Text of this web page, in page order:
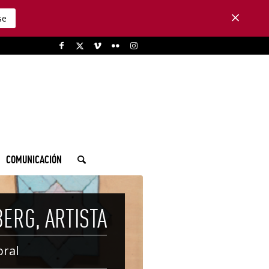
COMUNICACIÓN
ARTISTA